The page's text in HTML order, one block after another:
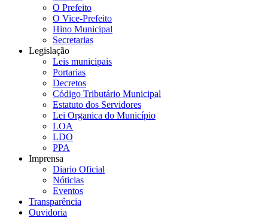
O Prefeito
O Vice-Prefeito
Hino Municipal
Secretarias
Legislação
Leis municipais
Portarias
Decretos
Código Tributário Municipal
Estatuto dos Servidores
Lei Organica do Município
LOA
LDO
PPA
Imprensa
Diario Oficial
Nóticias
Eventos
Transparência
Ouvidoria